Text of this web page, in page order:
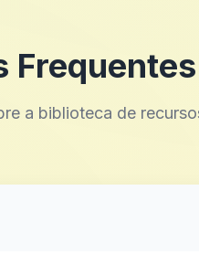
Frequentes
a biblioteca de